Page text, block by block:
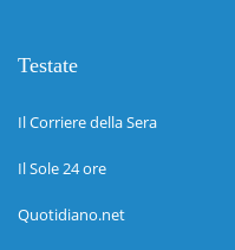
Testate
Il Corriere della Sera
Il Sole 24 ore
Quotidiano.net